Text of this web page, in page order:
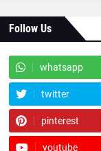
Follow Us
whatsapp
twitter
pinterest
youtube